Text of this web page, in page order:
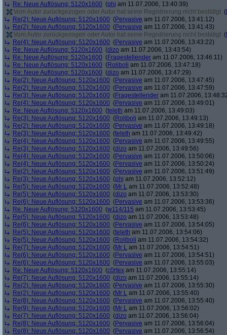
Re: Neue Auflösung: 5120x1600 (phj am 11.07.2006, 13:40:39)
Vom Autor zurückgezogen oder Autor hat seine Registrierung nicht bestätigt (
Re(2): Neue Auflösung: 5120x1600 (Pervasive am 11.07.2006, 13:41:12)
Re(2): Neue Auflösung: 5120x1600 (Pervasive am 11.07.2006, 13:41:43)
Vom Autor zurückgezogen oder Autor hat seine Registrierung nicht bestätigt (
Re(4): Neue Auflösung: 5120x1600 (Pervasive am 11.07.2006, 13:43:22)
Re: Neue Auflösung: 5120x1600 (dizo am 11.07.2006, 13:43:54)
Re: Neue Auflösung: 5120x1600 (Fragestellender am 11.07.2006, 13:46:11)
Re: Neue Auflösung: 5120x1600 (Roliboli am 11.07.2006, 13:47:18)
Re: Neue Auflösung: 5120x1600 (dizo am 11.07.2006, 13:47:29)
Re(2): Neue Auflösung: 5120x1600 (Pervasive am 11.07.2006, 13:47:45)
Re(2): Neue Auflösung: 5120x1600 (Pervasive am 11.07.2006, 13:47:59)
Re(3): Neue Auflösung: 5120x1600 (Fragestellender am 11.07.2006,
Re(4): Neue Auflösung: 5120x1600 (Pervasive am 11.07.2006, 13:49:01)
Re: Neue Auflösung: 5120x1600 (teleth am 11.07.2006, 13:49:03)
Re(3): Neue Auflösung: 5120x1600 (Roliboli am 11.07.2006, 13:49:13)
Re(2): Neue Auflösung: 5120x1600 (Pervasive am 11.07.2006, 13:49:18)
Re(3): Neue Auflösung: 5120x1600 (teleth am 11.07.2006, 13:49:42)
Re(4): Neue Auflösung: 5120x1600 (Pervasive am 11.07.2006, 13:49:55)
Re(3): Neue Auflösung: 5120x1600 (dizo am 11.07.2006, 13:49:56)
Re(4): Neue Auflösung: 5120x1600 (Pervasive am 11.07.2006, 13:50:06)
Re(4): Neue Auflösung: 5120x1600 (Pervasive am 11.07.2006, 13:50:24)
Re(2): Neue Auflösung: 5120x1600 (Pervasive am 11.07.2006, 13:51:49)
Re(3): Neue Auflösung: 5120x1600 (phj am 11.07.2006, 13:52:12)
Re(5): Neue Auflösung: 5120x1600 (Mr L am 11.07.2006, 13:52:48)
Re(5): Neue Auflösung: 5120x1600 (dizo am 11.07.2006, 13:53:30)
Re(6): Neue Auflösung: 5120x1600 (Pervasive am 11.07.2006, 13:53:36)
Re: Neue Auflösung: 5120x1600 (w114/115 am 11.07.2006, 13:53:45)
Re(5): Neue Auflösung: 5120x1600 (dizo am 11.07.2006, 13:53:48)
Re(6): Neue Auflösung: 5120x1600 (Pervasive am 11.07.2006, 13:54:05)
Re(5): Neue Auflösung: 5120x1600 (teleth am 11.07.2006, 13:54:06)
Re(5): Neue Auflösung: 5120x1600 (Roliboli am 11.07.2006, 13:54:32)
Re(7): Neue Auflösung: 5120x1600 (Mr L am 11.07.2006, 13:54:51)
Re(6): Neue Auflösung: 5120x1600 (Pervasive am 11.07.2006, 13:54:51)
Re(6): Neue Auflösung: 5120x1600 (Pervasive am 11.07.2006, 13:55:03)
Re: Neue Auflösung: 5120x1600 (c0rtex am 11.07.2006, 13:55:14)
Re(7): Neue Auflösung: 5120x1600 (dizo am 11.07.2006, 13:55:14)
Re(2): Neue Auflösung: 5120x1600 (Pervasive am 11.07.2006, 13:55:30)
Re(2): Neue Auflösung: 5120x1600 (Mr L am 11.07.2006, 13:55:40)
Re(8): Neue Auflösung: 5120x1600 (Pervasive am 11.07.2006, 13:55:40)
Re(9): Neue Auflösung: 5120x1600 (Mr L am 11.07.2006, 13:56:02)
Re(7): Neue Auflösung: 5120x1600 (dizo am 11.07.2006, 13:56:04)
Re(8): Neue Auflösung: 5120x1600 (Pervasive am 11.07.2006, 13:56:04)
Re(8): Neue Auflösung: 5120x1600 (Pervasive am 11.07.2006, 13:56:54)